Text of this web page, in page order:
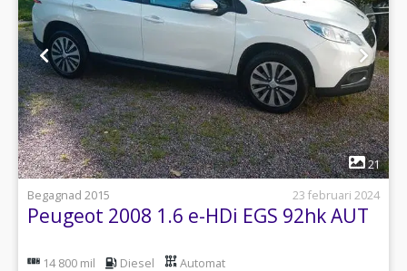
1
21
Begagnad 2015
23 februari 2024
Peugeot 2008 1.6 e-HDi EGS 92hk AUT
14 800 mil Diesel Automat